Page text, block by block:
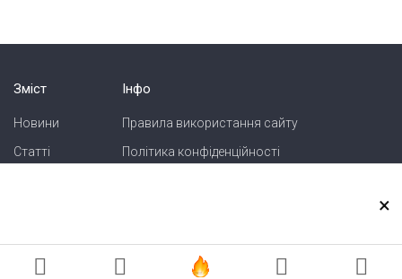
Зміст
Новини
Статті
Інфо
Правила використання сайту
Політика конфіденційності
Реклама на сайті
×